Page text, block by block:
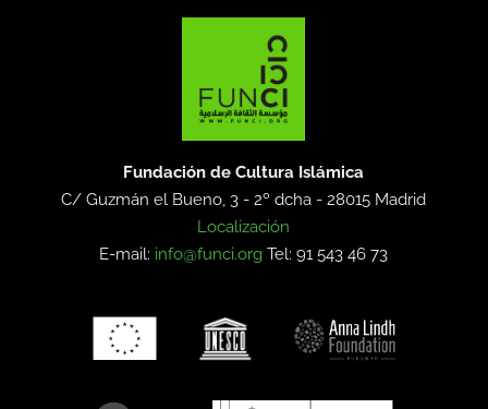
Fundación de Cultura Islámica
C/ Guzmán el Bueno, 3 - 2º dcha -28015 Madrid
Localización
E-mail: info@funci.org Tel: 91 543 46 73